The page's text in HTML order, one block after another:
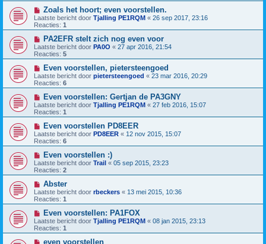
Zoals het hoort; even voorstellen.
Laatste bericht door Tjalling PE1RQM « 26 sep 2017, 23:16
Reacties: 1
PA2EFR stelt zich nog even voor
Laatste bericht door PA0O « 27 apr 2016, 21:54
Reacties: 5
Even voorstellen, pietersteengoed
Laatste bericht door pietersteengoed « 23 mar 2016, 20:29
Reacties: 6
Even voorstellen: Gertjan de PA3GNY
Laatste bericht door Tjalling PE1RQM « 27 feb 2016, 15:07
Reacties: 1
Even voorstellen PD8EER
Laatste bericht door PD8EER « 12 nov 2015, 15:07
Reacties: 6
Even voorstellen :)
Laatste bericht door Trail « 05 sep 2015, 23:23
Reacties: 2
Abster
Laatste bericht door rbeckers « 13 mei 2015, 10:36
Reacties: 1
Even voorstellen: PA1FOX
Laatste bericht door Tjalling PE1RQM « 08 jan 2015, 23:13
Reacties: 1
even voorstellen